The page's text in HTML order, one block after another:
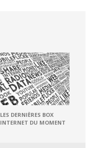
LES DERNIÈRES BOX
INTERNET DU MOMENT